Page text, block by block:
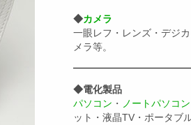
◆カメラ
一眼レフ・レンズ・デジ
メラ等。
◆電化製品
パソコン ・ ノートパソコン
ット・液晶TV・ポータブ